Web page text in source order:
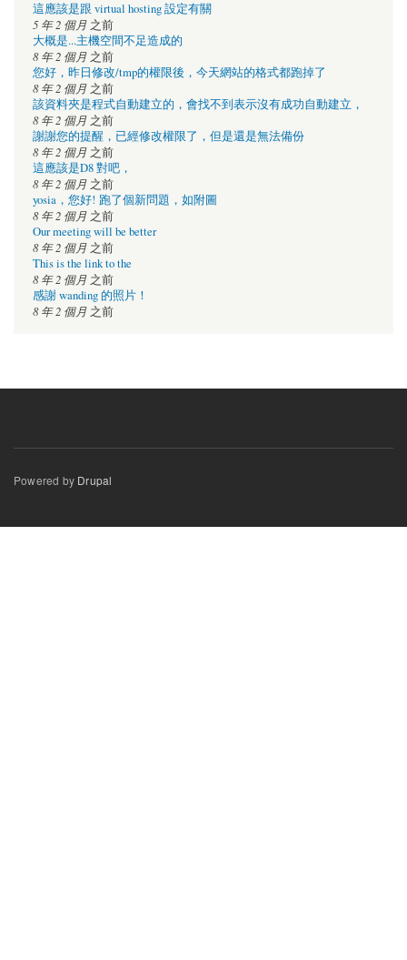
這應該是跟 virtual hosting 設定有關
5 年 2 個月 之前
大概是...主機空間不足造成的
8 年 2 個月 之前
您好，昨日修改/tmp的權限後，今天網站的格式都跑掉了
8 年 2 個月 之前
該資料夾是程式自動建立的，會找不到表示沒有成功自動建立，
8 年 2 個月 之前
謝謝您的提醒，已經修改權限了，但是還是無法備份
8 年 2 個月 之前
這應該是D8 對吧，
8 年 2 個月 之前
yosia，您好! 跑了個新問題，如附圖
8 年 2 個月 之前
Our meeting will be better
8 年 2 個月 之前
This is the link to the
8 年 2 個月 之前
感謝 wanding 的照片！
8 年 2 個月 之前
Powered by Drupal